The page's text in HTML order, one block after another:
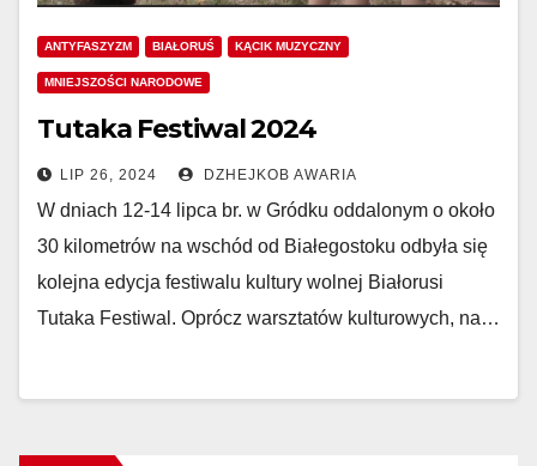
ANTYFASZYZM BIAŁORUŚ KĄCIK MUZYCZNY
MNIEJSZOŚCI NARODOWE
Tutaka Festiwal 2024
LIP 26, 2024 DZHEJKOB AWARIA
W dniach 12-14 lipca br. w Gródku oddalonym o około
30 kilometrów na wschód od Białegostoku odbyła się
kolejna edycja festiwalu kultury wolnej Białorusi
Tutaka Festiwal. Oprócz warsztatów kulturowych, na…